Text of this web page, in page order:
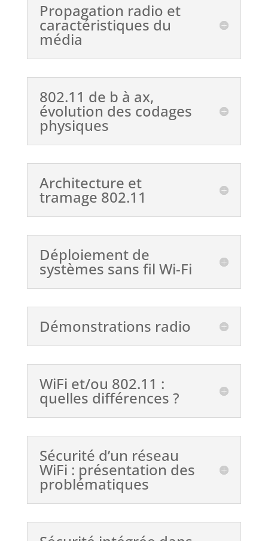
Propagation radio et
caractéristiques du
média
802.11 de b à ax,
évolution des codages
physiques
Architecture et
tramage 802.11
Déploiement de
systèmes sans fil Wi-Fi
Démonstrations radio
WiFi et/ou 802.11 :
quelles différences ?
Sécurité d’un réseau
WiFi : présentation des
problématiques